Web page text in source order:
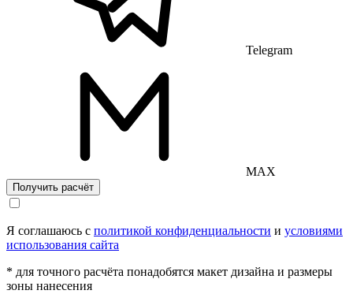
Telegram
MAX
Получить расчёт
Я соглашаюсь с политикой конфиденциальности и условиями
использования сайта
* для точного расчёта понадобятся макет дизайна и размеры
зоны нанесения